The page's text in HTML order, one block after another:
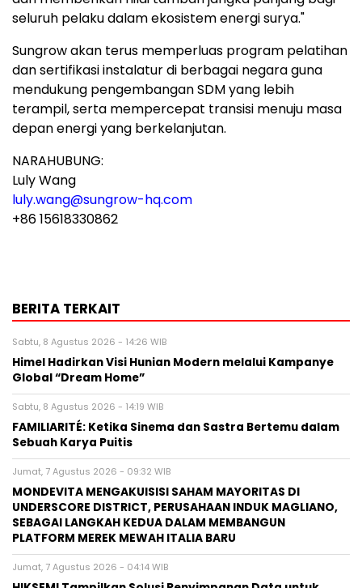
seluruh pelaku dalam ekosistem energi surya."
Sungrow akan terus memperluas program pelatihan
dan sertifikasi instalatur di berbagai negara guna
mendukung pengembangan SDM yang lebih
terampil, serta mempercepat transisi menuju masa
depan energi yang berkelanjutan.
NARAHUBUNG:
Luly Wang
luly.wang@sungrow-hq.com
+86 15618330862
BERITA TERKAIT
Sabtu, 8 Agustus 2026 - 14:26 WIB
Himel Hadirkan Visi Hunian Modern melalui Kampanye
Global “Dream Home”
Sabtu, 8 Agustus 2026 - 14:19 WIB
FAMILIARITÉ: Ketika Sinema dan Sastra Bertemu dalam
Sebuah Karya Puitis
Jumat, 7 Agustus 2026 - 09:32 WIB
MONDEVITA MENGAKUISISI SAHAM MAYORITAS DI
UNDERSCORE DISTRICT, PERUSAHAAN INDUK MAGLIANO,
SEBAGAI LANGKAH KEDUA DALAM MEMBANGUN
PLATFORM MEREK MEWAH ITALIA BARU
Jumat, 7 Agustus 2026 - 04:14 WIB